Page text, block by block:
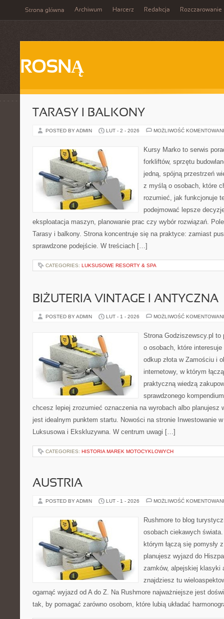
Strona główna Archiwum Harcerz Redakcja Rozczarowanie
ROSNĄ
TARASY I BALKONY
POSTED BY ADMIN LUT - 2 - 2026 MOŻLIWOŚĆ
Kursy Marko to serwis
forkliftów, sprzętu
jedną, spójną przestrzeń
z myślą o osobach, które
rozumieć, jak funkcjonuje
podejmować lepsze
eksploatacja maszyn, planowanie prac czy wybór rozwiązań.
Tarasy i balkony. Strona koncentruje się na praktyce: zamiast
sprawdzone podejście. W treściach […]
CATEGORIES: LUKSUSOWE RESORTY & SPA
BIŻUTERIA VINTAGE I ANTYCZNA
POSTED BY ADMIN LUT - 1 - 2026 MOŻLIWOŚĆ
Strona Godziszewscy.pl
o osobach, które
odkup złota w Zamościu i
internetowy, w którym
praktyczną wiedzą
sprawdzonego
chcesz lepiej zrozumieć oznaczenia na wyrobach albo planujesz
jest idealnym punktem startu. Nowości na stronie Inwestowanie
Luksusowa i Ekskluzywna. W centrum uwagi […]
CATEGORIES: HISTORIA MAREK MOTOCYKLOWYCH
AUSTRIA
POSTED BY ADMIN LUT - 1 - 2026 MOŻLIWOŚĆ
Rushmore to blog
osobach ciekawych
którym łączą się pomysły
planujesz wyjazd do
zamków, alpejskiej klasyki
znajdziesz tu
ogarnąć wyjazd od A do Z. Na Rushmore najważniejsze jest
tak, by pomagać zarówno osobom, które lubią układać